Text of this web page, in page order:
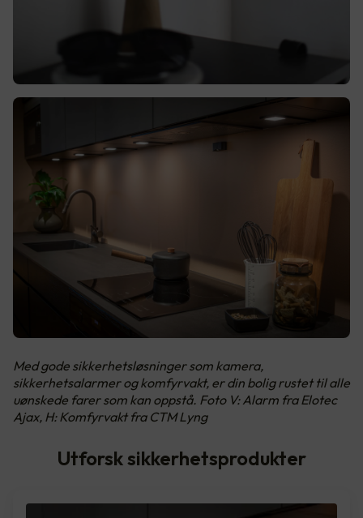
Med gode sikkerhetsløsninger som kamera,
sikkerhetsalarmer og komfyrvakt, er din bolig rustet til alle
uønskede farer som kan oppstå. Foto V: Alarm fra Elotec
Ajax, H: Komfyrvakt fra CTM Lyng
Utforsk sikkerhetsprodukter